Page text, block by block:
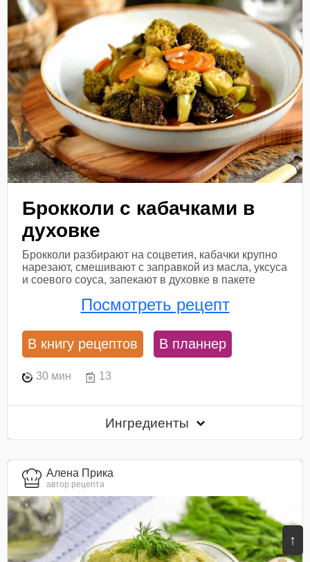
↑
Брокколи с кабачками в
духовке
Брокколи разбирают на соцветия, кабачки крупно
нарезают, смешивают с заправкой из масла, уксуса
и соевого соуса, запекают в духовке в пакете
Посмотреть рецепт
В книгу рецептов В планнер
30 мин 13
Ингредиенты
Алена Прика
автор рецепта